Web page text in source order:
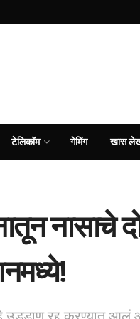
टेलिकॉम गेमिंग खास
नासाचे